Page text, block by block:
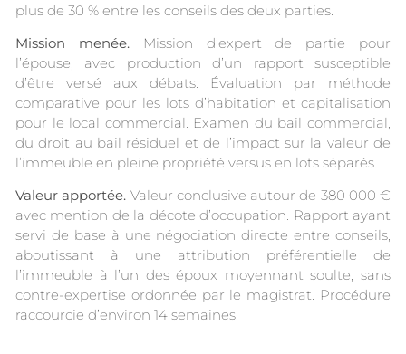
plus de 30 % entre les conseils des deux parties.
Mission menée.Mission d’expert de partie pour
l’épouse, avec production d’un rapport susceptible
d’être versé aux débats. Évaluation par méthode
comparative pour les lots d’habitation et capitalisation
pour le local commercial. Examen du bail commercial,
du droit au bail résiduel et de l’impact sur la valeur de
l’immeuble en pleine propriété versus en lots séparés.
Valeur apportée. Valeur conclusive autour de 380 000 €
avec mention de la décote d’occupation. Rapport ayant
servi de base à une négociation directe entre conseils,
aboutissant à une attribution préférentielle de
l’immeuble à l’un des époux moyennant soulte, sans
contre-expertise ordonnée par le magistrat. Procédure
raccourcie d’environ 14 semaines.